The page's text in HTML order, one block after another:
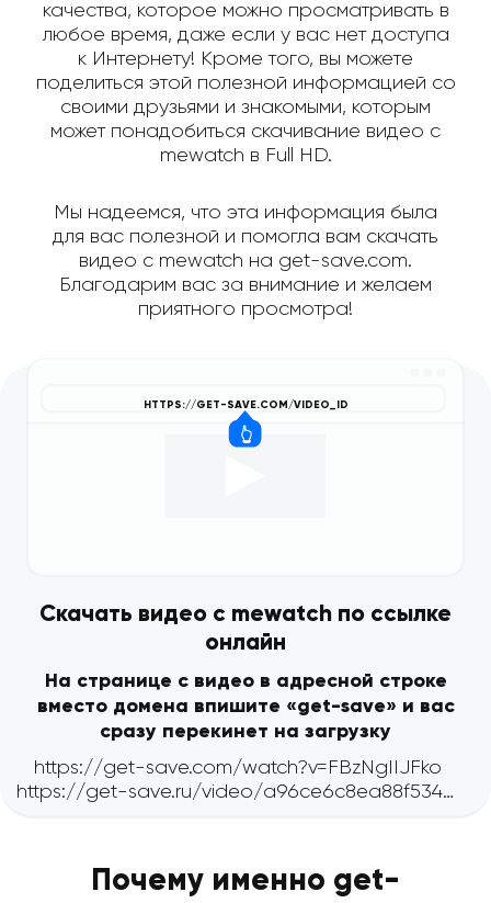
качества, которое можно просматривать в
любое время, даже если у вас нет доступа
к Интернету! Кроме того, вы можете
поделиться этой полезной информацией со
своими друзьями и знакомыми, которым
может понадобиться скачивание видео с
mewatch в Full HD.
Мы надеемся, что эта информация была
для вас полезной и помогла вам скачать
видео с mewatch на get-save.com.
Благодарим вас за внимание и желаем
приятного просмотра!
Скачать видео с mewatch по ссылке
онлайн
На странице с видео в адресной строке
вместо домена впишите «get-save» и вас
сразу перекинет на загрузку
Почему именно get-